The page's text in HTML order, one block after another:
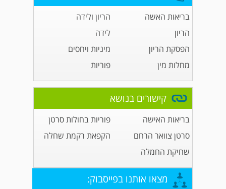
בריאות האשה
הריון ולידה
הריון
לידה
הפסקת הריון
מיניות ויחסים
מחלות מין
פוריות
קישורים בנושא
בריאות האישה
פוריות בחולות סרטן
סרטן צוואר הרחם
הקפאת רקמת שחלה
שחיקת החמלה
מצאו אותנו בפייסבוק: